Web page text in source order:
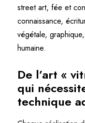
street art, fée et
connaissance,
végétale,
humaine.
De l’art «
qui
technique